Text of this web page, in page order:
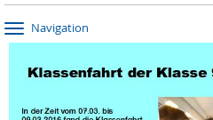
Navigation